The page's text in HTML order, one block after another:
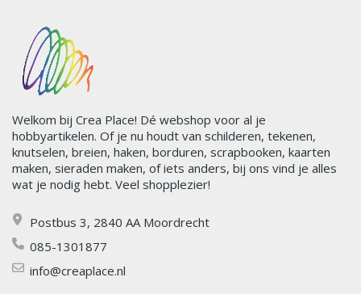
Welkom bij Crea Place! Dé webshop voor al je
hobbyartikelen. Of je nu houdt van schilderen, tekenen,
knutselen, breien, haken, borduren, scrapbooken, kaarten
maken, sieraden maken, of iets anders, bij ons vind je alles
wat je nodig hebt. Veel shopplezier!
Postbus 3, 2840 AA Moordrecht
085-1301877
info@creaplace.nl